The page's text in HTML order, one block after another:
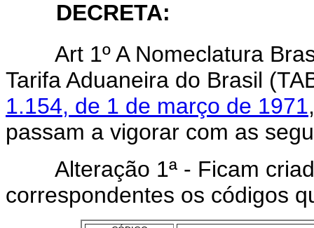
DECRETA:
Art 1º A Nomeclatura
Tarifa Aduaneira do Brasil
1.154, de 1 de março de 1971
passam a vigorar com as
Alteração 1ª - Ficam
correspondentes os códigos